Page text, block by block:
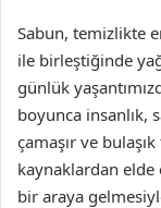
Sabun, temizlikte
ile birleştiğinde
günlük
boyunca insanlık,
çamaşır ve
kaynaklardan
bir araya